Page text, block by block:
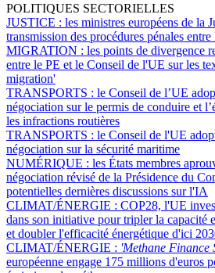
POLITIQUES SECTORIELLES
JUSTICE : les ministres européens de la
transmission des procédures pénales entre
MIGRATION : les points de divergence
entre le PE et le Conseil de l'UE sur les
migration'
TRANSPORTS : le Conseil de l’UE
négociation sur le permis de conduire et
les infractions routières
TRANSPORTS : le Conseil de l'UE
négociation sur la sécurité maritime
NUMÉRIQUE : les États membres
négociation révisé de la Présidence du
potentielles dernières discussions sur l'IA
CLIMAT/ÉNERGIE : COP28, l'UE
dans son initiative pour tripler la capacité
et doubler l'efficacité énergétique d'ici
CLIMAT/ÉNERGIE : 'Methane Finance
européenne engage 175 millions d'euros